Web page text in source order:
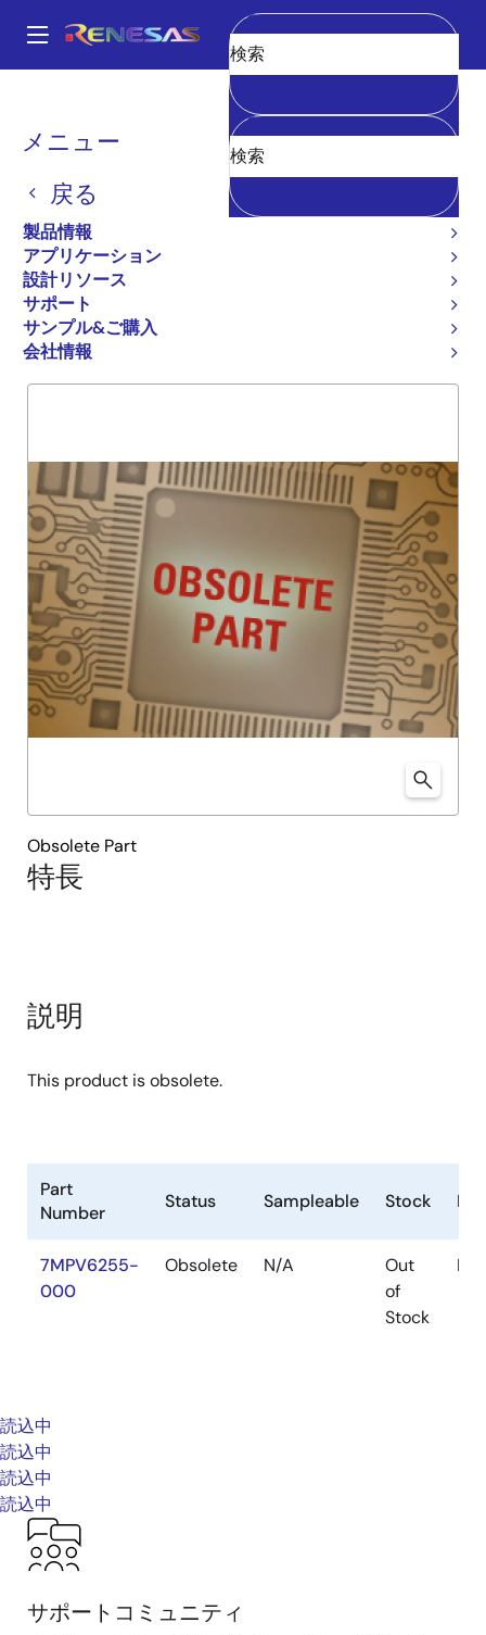
ン
Main
navigation
メニュー
戻る
製品情報
アプリケーション
設計リソース
サポート
サンプル&ご購入
会社情報
消去
パ
く
ず
7MPV6255
7MPV6255
廃止品
SRAM MODULE
概要
特長
Obsolete Part
説明
This product is obsolete.
Part
Number
Status Sampleable Stock
7MPV6255-
000
Obsolete N/A
Out
of
Stock
読込中
読込中
読込中
読込中
サポートコミュニティ